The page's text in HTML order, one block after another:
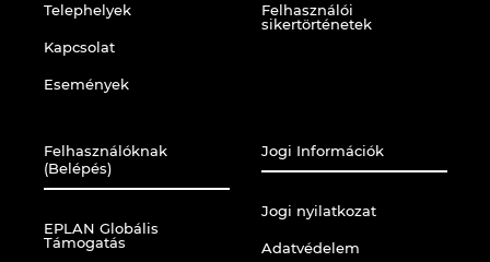
Telephelyek
Kapcsolat
Események
Felhasználói
sikertörténetek
Felhasználóknak
(Belépés)
EPLAN Globális
Támogatás
Jogi Információk
Jogi nyilatkozat
Adatvédelem